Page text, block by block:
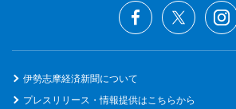
伊勢志摩経済新聞について
プレスリリース・情報提供はこちらから